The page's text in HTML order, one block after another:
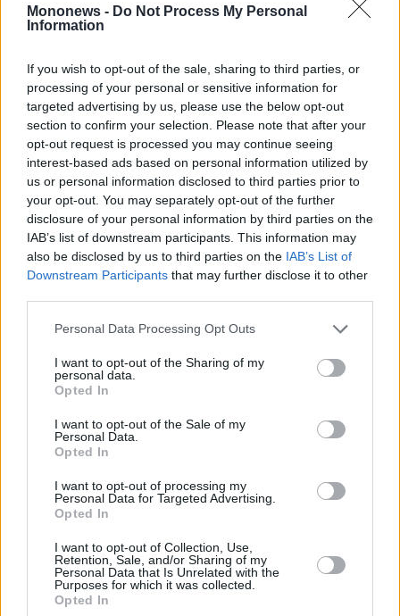
Mononews - Do Not Process My Personal
Information
If you wish to opt-out of the sale, sharing to third parties, or
processing of your personal or sensitive information for
targeted advertising by us, please use the below opt-out
section to confirm your selection. Please note that after your
opt-out request is processed you may continue seeing
interest-based ads based on personal information utilized by
us or personal information disclosed to third parties prior to
your opt-out. You may separately opt-out of the further
disclosure of your personal information by third parties on the
IAB’s list of downstream participants. This information may
also be disclosed by us to third parties on the IAB’s List of
Downstream Participants that may further disclose it to other
Personal Data Processing Opt Outs
I want to opt-out of the Sharing of my
personal data.
Opted In
I want to opt-out of the Sale of my
Personal Data.
Opted In
I want to opt-out of processing my
Personal Data for Targeted Advertising.
Opted In
I want to opt-out of Collection, Use,
Retention, Sale, and/or Sharing of my
Personal Data that Is Unrelated with the
Purposes for which it was collected.
Opted In
Λίγα λόγια για την AXELOS
Η AXELOS ιδρύθηκε το 2013 ως κοινοπραξία
(joint venture) μεταξύ του Υπουργικού
Συμβουλίου του Ηνωμένου Βασιλείου
(Cabinet Office) και της Capita plc (CPI.L).
Ανέπτυσσε και προωθούσε παγκόσμιες
μεθοδολογίες για τη διαχείριση έργων
(Project Management) και των ψηφιακών
υπηρεσιών (IT & digitally enabled services), με
πιο γνωστά παραδείγματα τα PRINCE2® και
ITIL®. Οι λύσεις της AXELOS εφαρμόζονται σε
πάνω από 200 χώρες, τόσο στον δημόσιο
όσο και στον ιδιωτικό τομέα, ενισχύοντας τις
δεξιότητες επαγγελματιών και τη λειτουργική
αποδοτικότητα οργανισμών παγκοσμίως.
Η εξαγορά από την PeopleCert: €450
εκατομμύρια
Η συνεργασία της PeopleCert με την AXELOS
αναδείχθηκε αποκλειστικός παγκόσμιος
συνεργάτης για τη διάθεση των
προγραμμάτων της. Το 2021, η PeopleCert